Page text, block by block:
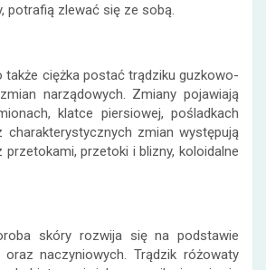
potrafią zlewać się ze sobą.
także ciężka postać trądziku guzkowo-
narządowych. Zmiany pojawiają
klatce piersiowej, pośladkach
charakterystycznych zmian występują
przetokami, przetoki i blizny, koloidalne
skóry rozwija się na podstawie
oraz naczyniowych. Trądzik różowaty